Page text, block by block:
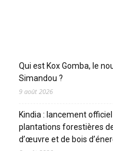
Qui est Kox Gomba, le
Simandou ?
9 août 2026
Kindia : lancement
plantations forestières
d’œuvre et de bois